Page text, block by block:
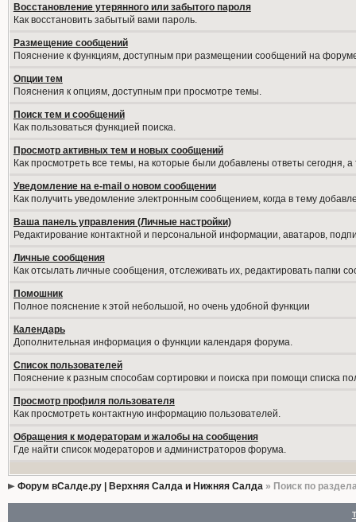
Восстановление утерянного или забытого пароля
Как восстановить забытый вами пароль.
Размещение сообщений
Пояснение к функциям, доступным при размещении сообщений на
Опции тем
Пояснения к опциям, доступным при просмотре темы.
Поиск тем и сообщений
Как пользоваться функцией поиска.
Просмотр активных тем и новых сообщений
Как просмотреть все темы, на которые были добавлены ответы сегодня,
Уведомление на е-mail о новом сообщении
Как получить уведомление электронным сообщением, когда в тему
Ваша панель управления (Личные настройки)
Редактирование контактной и персональной информации, аватаров,
Личные сообщения
Как отсылать личные сообщения, отслеживать их, редактировать папки
Помошник
Полное пояснение к этой небольшой, но очень удобной функции
Календарь
Дополнительная информация о функции календаря форума.
Список пользователей
Пояснение к разным способам сортировки и поиска при помощи списка
Просмотр профиля пользователя
Как просмотреть контактную информацию пользователей.
Обращения к модераторам и жалобы на сообщения
Где найти список модераторов и администраторов форума.
Форум вСалде.ру | Верхняя Салда и Нижняя Салда» Поиск по